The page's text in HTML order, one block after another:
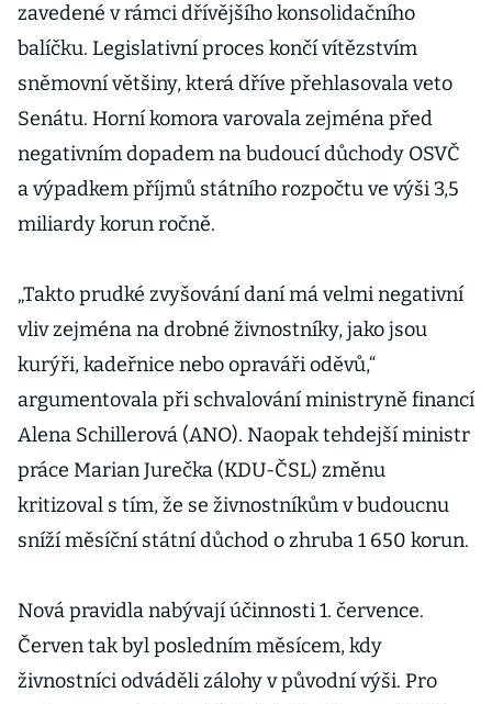
zavedené v rámci dřívějšího konsolidačního
balíčku. Legislativní proces končí vítězstvím
sněmovní většiny, která dříve přehlasovala veto
Senátu. Horní komora varovala zejména před
negativním dopadem na budoucí důchody OSVČ
a výpadkem příjmů státního rozpočtu ve výši 3,5
miliardy korun ročně.
„Takto prudké zvyšování daní má velmi negativní
vliv zejména na drobné živnostníky, jako jsou
kurýři, kadeřnice nebo opraváři oděvů,“
argumentovala při schvalování ministryně financí
Alena Schillerová (ANO). Naopak tehdejší ministr
práce Marian Jurečka (KDU-ČSL) změnu
kritizoval s tím, že se živnostníkům v budoucnu
sníží měsíční státní důchod o zhruba 1 650 korun.
Nová pravidla nabývají účinnosti 1. července.
Červen tak byl posledním měsícem, kdy
živnostníci odváděli zálohy v původní výši. Pro